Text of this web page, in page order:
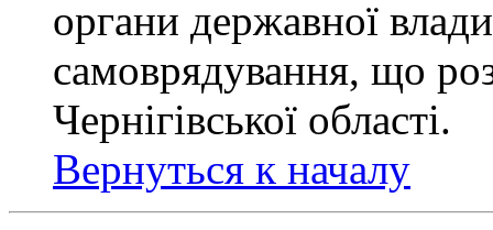
органи державної
самоврядування, що
Чернігівської області.
Вернуться к началу